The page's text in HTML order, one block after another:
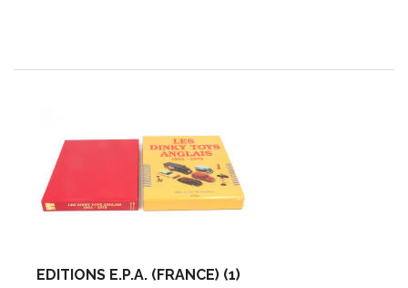
EDITIONS E.P.A. (FRANCE) (1)